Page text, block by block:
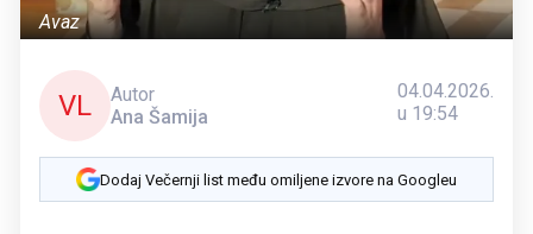
Avaz
VL
Autor
Ana Šamija
04.04.2026.
u 19:54
Dodaj Večernji list među omiljene izvore na Googleu